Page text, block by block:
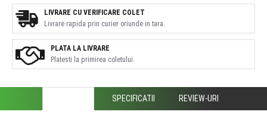
PLATA LA LIVRARE
Platesti la primirea coletului.
LIVRARE CU VERIFICARE COLET
Livrare rapida prin curier oriunde in tara.
SPECIFICATII REVIEW-URI